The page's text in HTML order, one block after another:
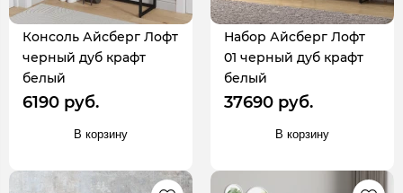
Консоль Айсберг Лофт
черный дуб крафт
белый
6190 руб.
В корзину
Набор Айсберг Лофт
01 черный дуб крафт
белый
37690 руб.
В корзину